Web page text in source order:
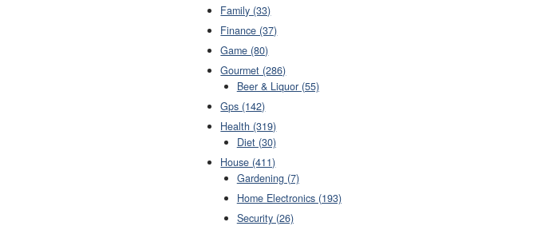
Family (33)
Finance (37)
Game (80)
Gourmet (286)
Beer & Liquor (55)
Gps (142)
Health (319)
Diet (30)
House (411)
Gardening (7)
Home Electronics (193)
Security (26)